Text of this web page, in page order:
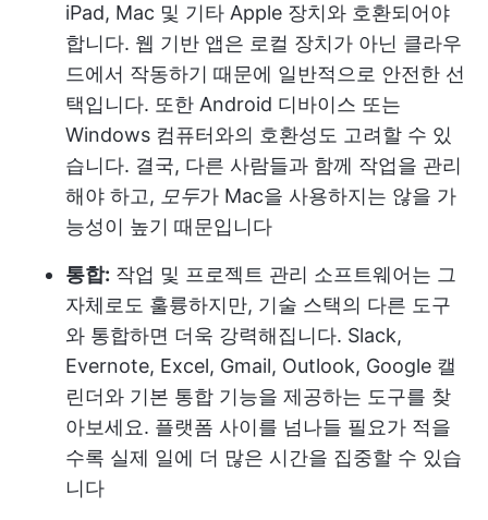
iPad, Mac 및 기타 Apple 장치와 호환되어야
합니다. 웹 기반 앱은 로컬 장치가 아닌 클라우
드에서 작동하기 때문에 일반적으로 안전한 선
택입니다. 또한 Android 디바이스 또는
Windows 컴퓨터와의 호환성도 고려할 수 있
습니다. 결국, 다른 사람들과 함께 작업을 관리
해야 하고, 모두가 Mac을 사용하지는 않을 가
능성이 높기 때문입니다
통합: 작업 및 프로젝트 관리 소프트웨어는 그
자체로도 훌륭하지만, 기술 스택의 다른 도구
와 통합하면 더욱 강력해집니다. Slack,
Evernote, Excel, Gmail, Outlook, Google 캘
린더와 기본 통합 기능을 제공하는 도구를 찾
아보세요. 플랫폼 사이를 넘나들 필요가 적을
수록 실제 일에 더 많은 시간을 집중할 수 있습
니다